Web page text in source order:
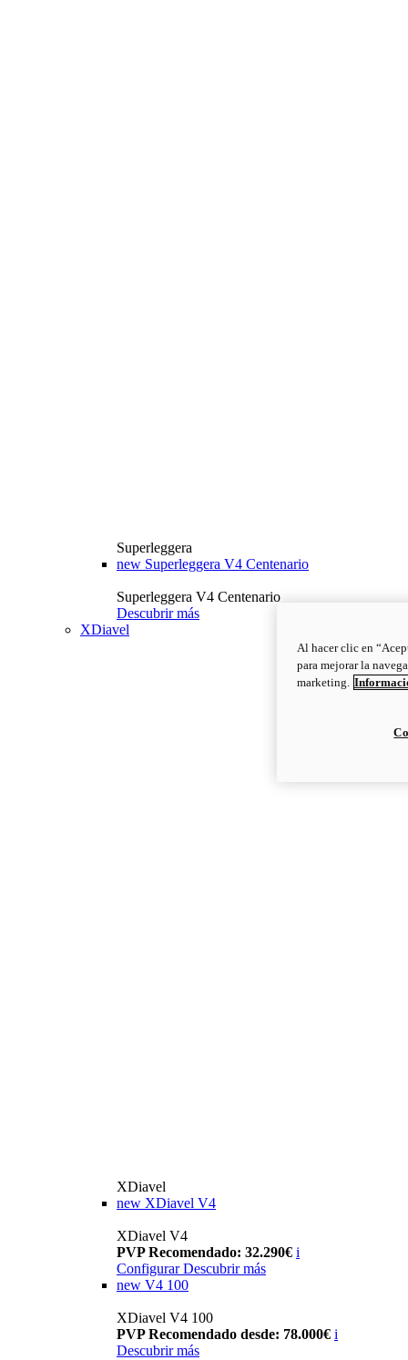
Superleggera
new Superleggera V4 Centenario
Superleggera V4 Centenario
Descubrir más
XDiavel
XDiavel
new XDiavel V4
XDiavel V4
PVP Recomendado: 32.290€ i
Configurar Descubrir más
new V4 100
XDiavel V4 100
PVP Recomendado desde: 78.000€ i
Descubrir más
Al hacer clic en
para mejorar la
marketing.